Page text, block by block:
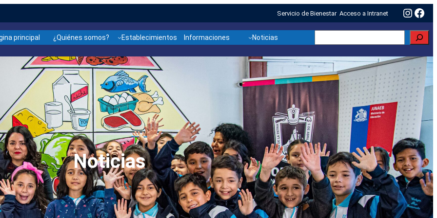
Servicio de Bienestar Acceso a Intranet
principal ¿Quiénes somos? Establecimientos Informaciones Noticias
Noticias